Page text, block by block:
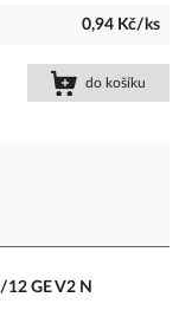
0,94 Kč/ks
do košíku
GE V2 N